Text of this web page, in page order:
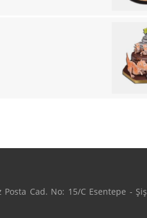
Posta Cad. No: 15/C Esentepe -